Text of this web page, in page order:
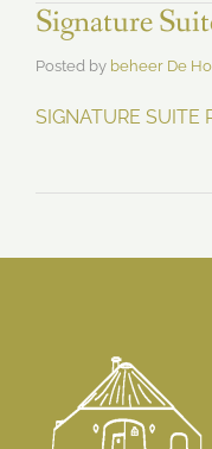
Signature
Posted by beheer De
SIGNATURE SUITE